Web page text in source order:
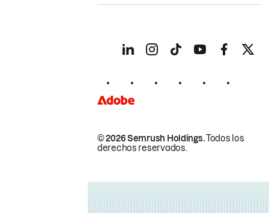
© 2026 Semrush Holdings.Todos los
derechos reservados.